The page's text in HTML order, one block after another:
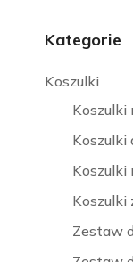
Kategorie
Koszulki
Koszulki
Koszulki
Koszulki
Koszulki
Zestaw